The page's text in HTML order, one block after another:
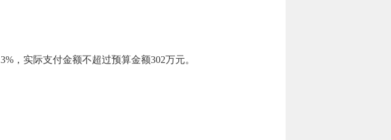
，实际支付金额不超过预算金额302万元。